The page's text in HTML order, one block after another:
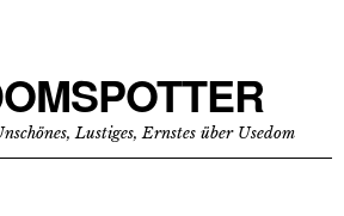
Lustiges, Ernstes über Usedom